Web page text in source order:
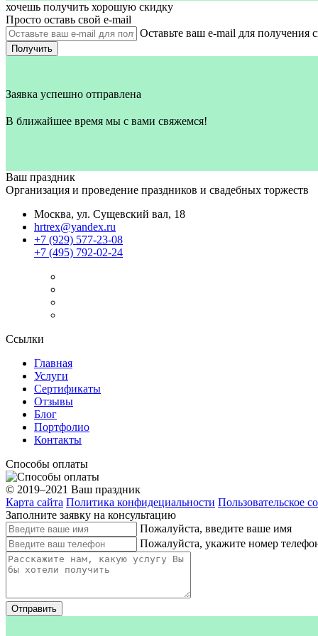
хочешь получить хорошую скидку
Просто оставь свой e‑mail
Оставьте ваш e-mail для получения
Получить
Заявка успешно отправлена
В ближайшее время мы с вами свяжемся!
Ваш праздник
Организация и проведение праздников и свадебных торжеств
Москва, ул. Сущевский вал, 18
hrtrex@yandex.ru
+7 (929) 577-23-08
+7 (495) 792-02-24
Ссылки
Главная
Услуги
Сертификаты
Отзывы
Блог
Портфолио
Контакты
Способы оплаты
© 2019–2021 Ваш праздник
Карта сайта Политика конфидециальности Пользовательское
Заполните заявку на консультацию
Пожалуйста, введите ваше имя
Пожалуйста, укажите номер
Отправить